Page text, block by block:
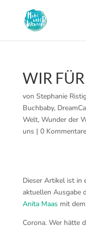
WIR
von Stephanie
Buchbaby,
Welt, Wunder der
uns | 0 Kommentare
Dieser Artikel ist in
aktuellen Ausgabe
Anita Maas mit
Corona. Wer hätte